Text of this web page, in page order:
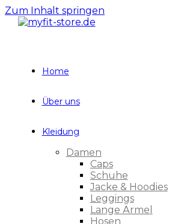
Zum Inhalt springen
Home
Über uns
Kleidung
Damen
Caps
Schuhe
Jacke & Hoodies
Leggings
Lange Ärmel
Hosen